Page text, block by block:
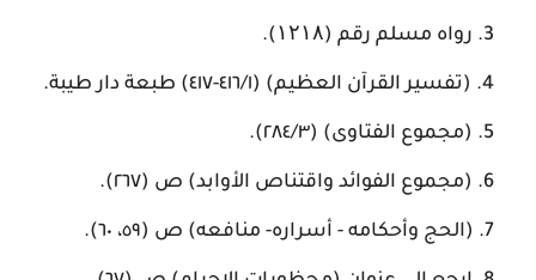
رواه مسلم رقم (۱۲۱۸).
(تفسير القرآن العظيم) (٤١٦/١-٤١٧) طبعة دار طيبة.
(مجموع الفتاوى) (٢٨٤/٣).
(مجموع الفوائد واقتناص الأوابد) ص (٢٦٧).
(الحج وأحكامه - أسراره- منافعه) ص (٥٩، ٦٠).